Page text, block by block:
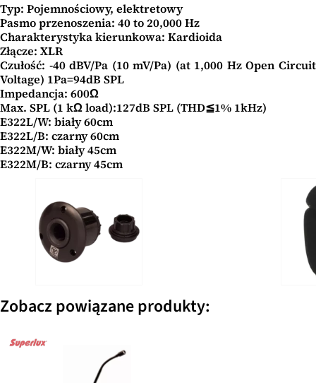
Typ: Pojemnościowy, elektretowy
Pasmo przenoszenia: 40 to 20,000 Hz
Charakterystyka kierunkowa: Kardioida
Złącze: XLR
Czułość: -40 dBV/Pa (10 mV/Pa) (at 1,000 Hz Open Circuit
Voltage) 1Pa=94dB SPL
Impedancja: 600Ω
Max. SPL (1 kΩ load):127dB SPL (THD≦1% 1kHz)
E322L/W: biały 60cm
E322L/B: czarny 60cm
E322M/W: biały 45cm
E322M/B: czarny 45cm
Zobacz powiązane produkty: